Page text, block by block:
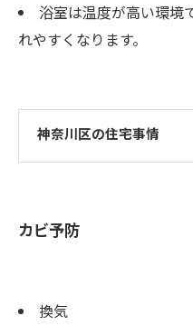
浴室は温度が高い環境
れやすくなります。
神奈川区の住宅事情
カビ予防
換気